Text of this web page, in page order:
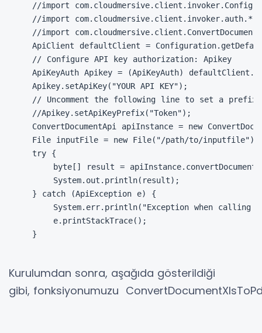
//import
//import com.cloudmersive.client.invoker.auth.*;
//import
ApiClient defaultClient =
// Configure API key authorization: Apikey
ApiKeyAuth Apikey = (ApiKeyAuth)
Apikey.setApiKey("YOUR API KEY");
// Uncomment the following line to set a
//Apikey.setApiKeyPrefix("Token");
ConvertDocumentApi apiInstance = new
File inputFile = new File("/path/to/
try {
byte[] result =
    System.out.println(result);
} catch (ApiException e) {
System.err.println("Exception when calling
    e.printStackTrace();
}
Kurulumdan sonra, aşağıda gösterildiği
gibi, fonksiyonumuzu C